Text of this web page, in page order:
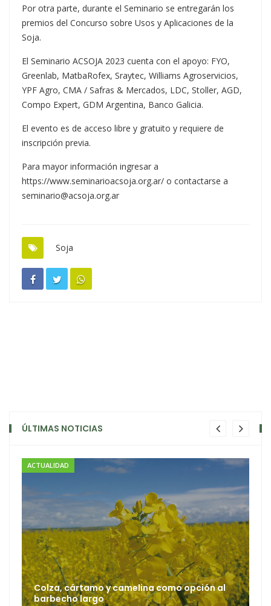
Por otra parte, durante el Seminario se entregarán los
premios del Concurso sobre Usos y Aplicaciones de la
Soja.
El Seminario ACSOJA 2023 cuenta con el apoyo: FYO,
Greenlab, MatbaRofex, Sraytec, Williams Agroservicios,
YPF Agro, CMA / Safras & Mercados, LDC, Stoller, AGD,
Compo Expert, GDM Argentina, Banco Galicia.
El evento es de acceso libre y gratuito y requiere de
inscripción previa.
Para mayor información ingresar a
https://www.seminarioacsoja.org.ar/ o contactarse a
seminario@acsoja.org.ar
Soja
ÚLTIMAS NOTICIAS
ACTUALIDAD
Colza, cártamo y camelina como opción al
barbecho largo